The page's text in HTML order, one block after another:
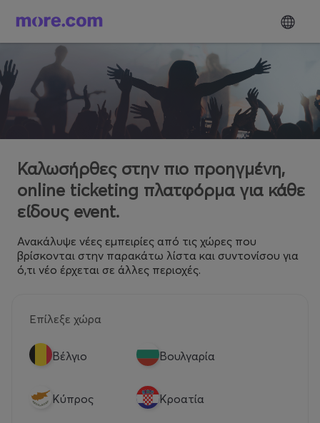
Καλωσήρθες στην πιο προηγμένη,
online ticketing πλατφόρμα για κάθε
είδους event.
Ανακάλυψε νέες εμπειρίες από τις χώρες που
βρίσκονται στην παρακάτω λίστα και συντονίσου για
ό,τι νέο έρχεται σε άλλες περιοχές.
Επίλεξε χώρα
Βέλγιο Βουλγαρία
Κύπρος Κροατία